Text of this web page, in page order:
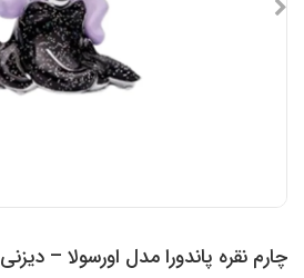
چارم نقره پاندورا مدل اورسولا – دیزنی